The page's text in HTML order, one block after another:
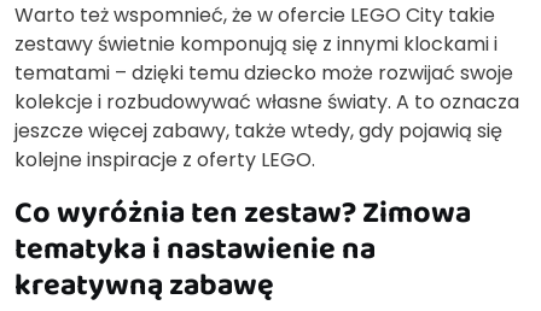
Warto też wspomnieć, że w ofercie LEGO City takie
zestawy świetnie komponują się z innymi klockami i
tematami – dzięki temu dziecko może rozwijać swoje
kolekcje i rozbudowywać własne światy. A to oznacza
jeszcze więcej zabawy, także wtedy, gdy pojawią się
kolejne inspiracje z oferty LEGO.
Co wyróżnia ten zestaw? Zimowa
tematyka i nastawienie na
kreatywną zabawę